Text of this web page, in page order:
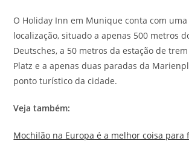
O Holiday Inn em Munique conta com
localização, situado a apenas 500 metros
Deutsches, a 50 metros da estação de
Platz e a apenas duas paradas da
ponto turístico da cidade.
Veja também:
Mochilão na Europa é a melhor coisa para